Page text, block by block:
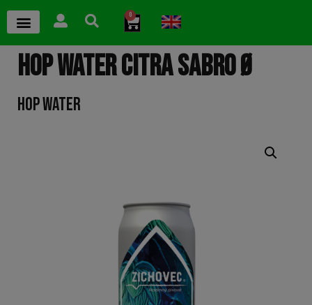
0
HOP WATER CITRA SABRO Ø
HOP WATER